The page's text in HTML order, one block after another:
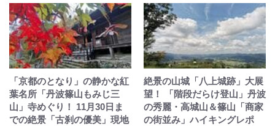
「京都のとなり」の静かな紅
葉名所「丹波篠山もみじ三
山」寺めぐり！ 11月30日ま
での絶景「古刹の優美」現地
絶景の山城「八上城跡」大展
望！ 「階段だらけ登山」丹波
の秀麗・高城山＆篠山「商家
の街並み」ハイキングレポ